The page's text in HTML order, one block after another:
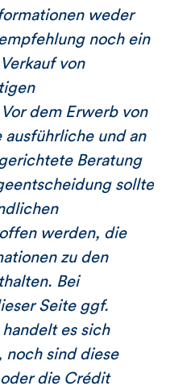
weder
noch ein
von
dem Erwerb von
und an
Beratung
sollte
werden, die
zu den
Bei
Seite ggf.
es sich
noch sind diese
die Crédit